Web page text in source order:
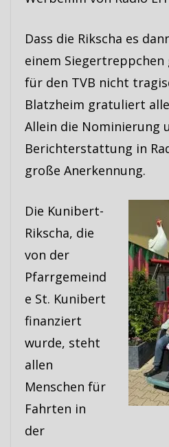
Dass die Rikscha es
einem
für den TVB nicht
Blatzheim gratuliert
Allein die Nominierung
Berichterstattung in
große Anerkennung.
Die Kunibert-
Rikscha, die
von der
Pfarrgemeind
e St. Kunibert
finanziert
wurde, steht
allen
Menschen für
Fahrten in
der